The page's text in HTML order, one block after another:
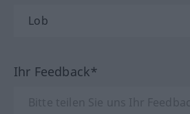
Ihr Feedback*